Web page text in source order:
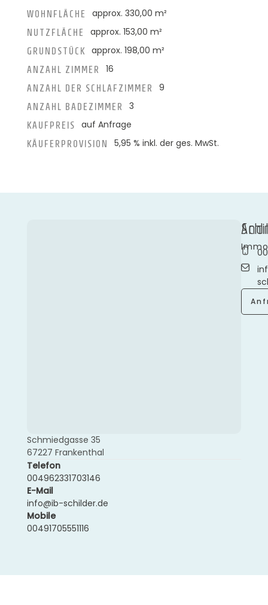
WOHNFLÄCHE approx. 330,00 m²
NUTZFLÄCHE approx. 153,00 m²
GRUNDSTÜCK approx. 198,00 m²
ANZAHL ZIMMER 16
ANZAHL DER SCHLAFZIMMER 9
ANZAHL BADEZIMMER 3
KAUFPREIS auf Anfrage
KÄUFERPROVISION 5,95 % inkl. der ges. MwSt.
Schmiedgasse 35
67227 Frankenthal
Telefon
004962331703146
E-Mail
info@ib-schilder.de
Mobile
00491705551116